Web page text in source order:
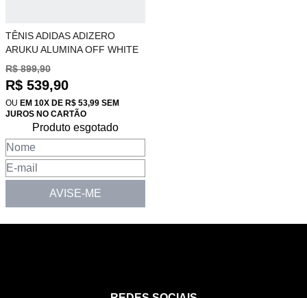
TÊNIS ADIDAS ADIZERO
ARUKU ALUMINA OFF WHITE
JP5702
R$ 899,90
R$ 539,90
OU EM 10X DE R$ 53,99 SEM
JUROS NO CARTÃO
Produto esgotado
AVISE-ME